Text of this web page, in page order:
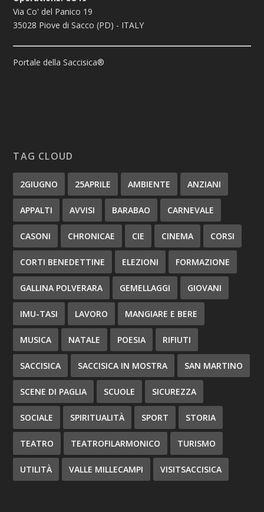
Via Co' del Panico 19
35028 Piove di Sacco (PD) - ITALY
Portale della Saccisica®
TAG CLOUD
2GIUGNO 25APRILE AMBIENTE ANZIANI
APPALTI AVVISI BARABAO CARNEVALE
CASONI CHRONICAE CIE CINEMA CORSI
CORTI BENEDETTINE ELEZIONI FORMAZIONE
GALLINA POLVERARA GEMELLAGGI GIOVANI
IMU-TASI LAVORO MANGIARE E BERE
MUSICA NATALE POESIA RIFIUTI
SACCISICA SACCISICA IN MOSTRA SAN MARTINO
SCENE DI PAGLIA SCUOLE SICUREZZA
SOCIALE SPIRITUALITÀ SPORT STORIA
TEATRO TEATROFILARMONICO TURISMO
UTILITÀ VALLE MILLECAMPI VISITSACCISICA